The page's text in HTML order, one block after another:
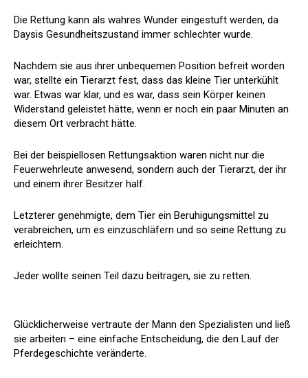
Die Rettung kann als wahres Wunder eingestuft werden, da
Daysis Gesundheitszustand immer schlechter wurde.
Nachdem sie aus ihrer unbequemen Position befreit worden
war, stellte ein Tierarzt fest, dass das kleine Tier unterkühlt
war. Etwas war klar, und es war, dass sein Körper keinen
Widerstand geleistet hätte, wenn er noch ein paar Minuten an
diesem Ort verbracht hätte.
Bei der beispiellosen Rettungsaktion waren nicht nur die
Feuerwehrleute anwesend, sondern auch der Tierarzt, der ihr
und einem ihrer Besitzer half.
Letzterer genehmigte, dem Tier ein Beruhigungsmittel zu
verabreichen, um es einzuschläfern und so seine Rettung zu
erleichtern.
Jeder wollte seinen Teil dazu beitragen, sie zu retten.
Glücklicherweise vertraute der Mann den Spezialisten und ließ
sie arbeiten – eine einfache Entscheidung, die den Lauf der
Pferdegeschichte veränderte.